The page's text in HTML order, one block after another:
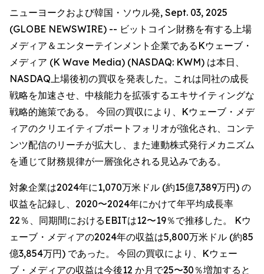
ニューヨークおよび韓国・ソウル発, Sept. 03, 2025
(GLOBE NEWSWIRE) -- ビットコイン財務を有する上場
メディア＆エンターテインメント企業であるKウェーブ・
メディア (K Wave Media) (NASDAQ: KWM) は本日、
NASDAQ上場後初の買収を発表した。これは同社の成長
戦略を加速させ、中核能力を拡張するエキサイティングな
戦略的施策である。 今回の買収により、Kウェーブ・メデ
ィアのクリエイティブポートフォリオが強化され、コンテ
ンツ配信のリーチが拡大し、また連動株式発行メカニズム
を通じて財務規律が一層強化される見込みである。
対象企業は2024年に1,070万米ドル (約15億7,389万円) の
収益を記録し、2020〜2024年にかけて年平均成長率
22％、同期間におけるEBITは12〜19％で推移した。 Kウ
ェーブ・メディアの2024年の収益は5,800万米ドル (約85
億3,854万円) であった。 今回の買収により、Kウェー
ブ・メディアの収益は今後12 か月で25〜30％増加すると